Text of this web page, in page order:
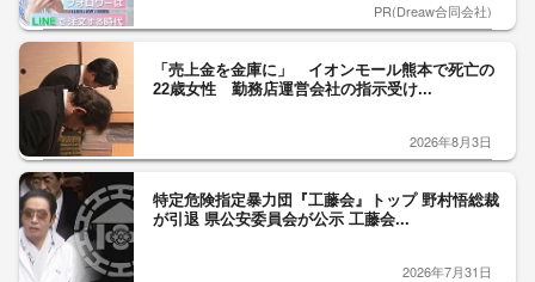
PR(Dreaw合同会社)
「売上金を金庫に」 イオンモール熊本で死亡の
22歳女性 勤務店運営会社の指示受け...
2026年8月3日
特定危険指定暴力団『工藤会』トップ 野村悟総裁
が引退 県公安委員会が公示 工藤会...
2026年7月31日